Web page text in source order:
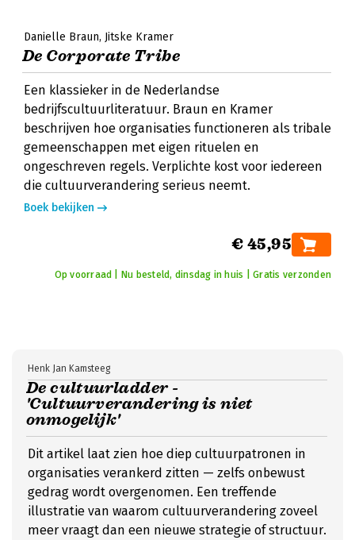
Danielle Braun Jitske Kramer
De Corporate Tribe
Een klassieker in de Nederlandse
bedrijfscultuurliteratuur. Braun en Kramer
beschrijven hoe organisaties functioneren als tribale
gemeenschappen met eigen rituelen en
ongeschreven regels. Verplichte kost voor iedereen
die cultuurverandering serieus neemt.
Boek bekijken
€ 45,95
Op voorraad | Nu besteld, dinsdag in huis | Gratis verzonden
De cultuurladder -
'Cultuurverandering is niet
onmogelijk'
Henk Jan Kamsteeg
Dit artikel laat zien hoe diep cultuurpatronen in
organisaties verankerd zitten — zelfs onbewust
gedrag wordt overgenomen. Een treffende
illustratie van waarom cultuurverandering zoveel
meer vraagt dan een nieuwe strategie of structuur.